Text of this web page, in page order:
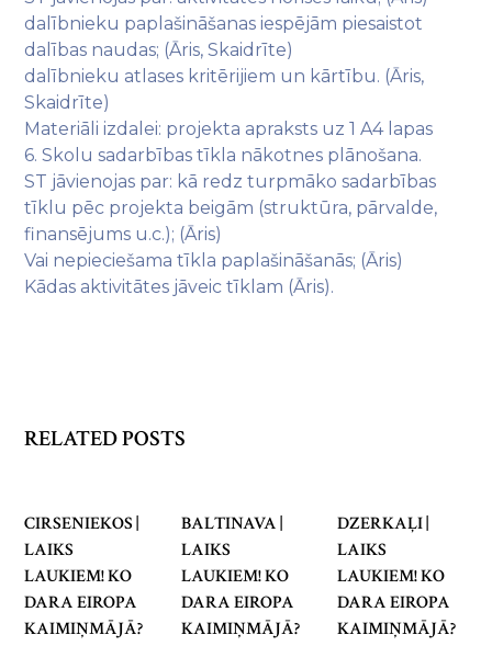
dalībnieku paplašināšanas iespējām piesaistot
dalības naudas; (Āris, Skaidrīte)
dalībnieku atlases kritērijiem un kārtību. (Āris,
Skaidrīte)
Materiāli izdalei: projekta apraksts uz 1 A4 lapas
6. Skolu sadarbības tīkla nākotnes plānošana.
ST jāvienojas par: kā redz turpmāko sadarbības
tīklu pēc projekta beigām (struktūra, pārvalde,
finansējums u.c.); (Āris)
Vai nepieciešama tīkla paplašināšanās; (Āris)
Kādas aktivitātes jāveic tīklam (Āris).
RELATED POSTS
CIRSENIEKOS |
LAIKS
LAUKIEM! KO
DARA EIROPA
KAIMIŅMĀJĀ?
BALTINAVA |
LAIKS
LAUKIEM! KO
DARA EIROPA
KAIMIŅMĀJĀ?
DZERKAĻI |
LAIKS
LAUKIEM! KO
DARA EIROPA
KAIMIŅMĀJĀ?